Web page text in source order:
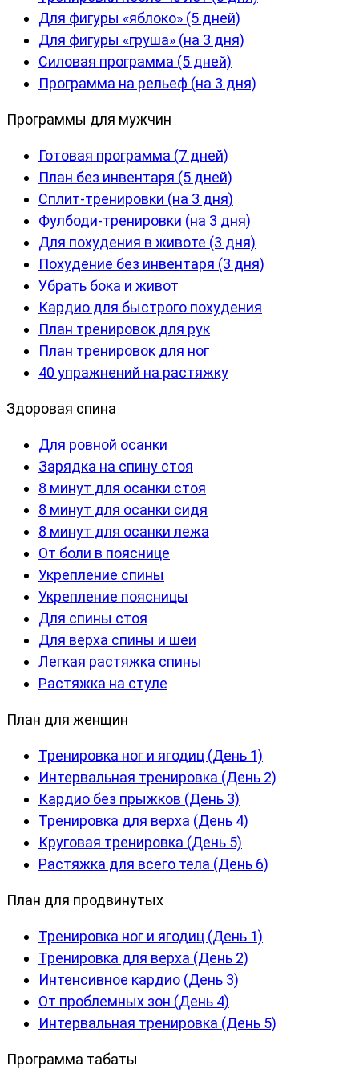
Для фигуры «яблоко» (5 дней)
Для фигуры «груша» (на 3 дня)
Силовая программа (5 дней)
Программа на рельеф (на 3 дня)
Программы для мужчин
Готовая программа (7 дней)
План без инвентаря (5 дней)
Сплит-тренировки (на 3 дня)
Фулбоди-тренировки (на 3 дня)
Для похудения в животе (3 дня)
Похудение без инвентаря (3 дня)
Убрать бока и живот
Кардио для быстрого похудения
План тренировок для рук
План тренировок для ног
40 упражнений на растяжку
Здоровая спина
Для ровной осанки
Зарядка на спину стоя
8 минут для осанки стоя
8 минут для осанки сидя
8 минут для осанки лежа
От боли в пояснице
Укрепление спины
Укрепление поясницы
Для спины стоя
Для верха спины и шеи
Легкая растяжка спины
Растяжка на стуле
План для женщин
Тренировка ног и ягодиц (День 1)
Интервальная тренировка (День 2)
Кардио без прыжков (День 3)
Тренировка для верха (День 4)
Круговая тренировка (День 5)
Растяжка для всего тела (День 6)
План для продвинутых
Тренировка ног и ягодиц (День 1)
Тренировка для верха (День 2)
Интенсивное кардио (День 3)
От проблемных зон (День 4)
Интервальная тренировка (День 5)
Программа табаты